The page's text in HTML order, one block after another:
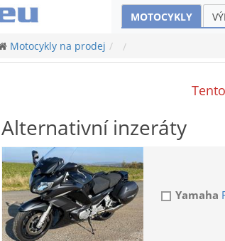
MOTOCYKLY
Motocykly na prodej
Alternativní inzeráty
Yamaha